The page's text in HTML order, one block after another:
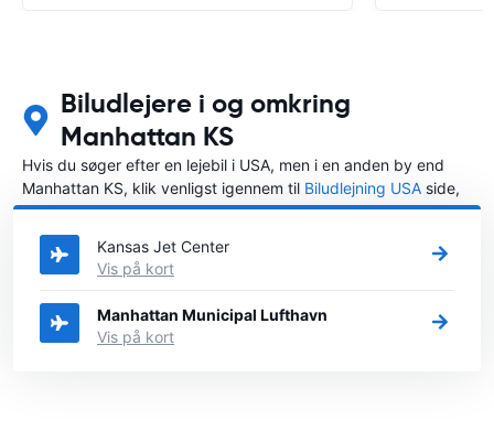
Biludlejere i og omkring
Manhattan KS
Hvis du søger efter en lejebil i USA, men i en anden by end
Manhattan KS, klik venligst igennem til Biludlejning USA side,
hvor du kan vælge, i hvilken by i USA du ønsker at leje en bil.
Kansas Jet Center
Vis på kort
Manhattan Municipal Lufthavn
Vis på kort